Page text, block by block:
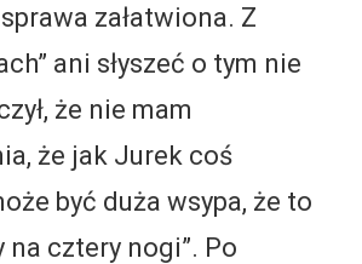
załatwiona. Z
ani słyszeć o tym nie
że nie mam
że jak Jurek coś
być duża wsypa, że to
na cztery nogi”. Po